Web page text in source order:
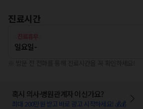
진료시간
일요일-
혹시 의사·병원관계자 이신가요?
최대 200만원 받고 바로 광고 시작하세요! 💰💰